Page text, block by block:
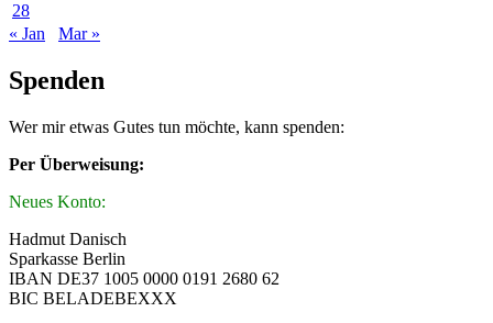
28
« Jan
Mar »
Spenden
Wer mir etwas Gutes tun möchte, kann spenden:
Per Überweisung:
Neues Konto:
Hadmut Danisch
Sparkasse Berlin
IBAN DE37 1005 0000 0191 2680 62
BIC BELADEBEXXX